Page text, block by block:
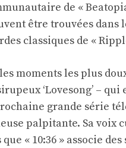
de «
être trouvées
classiques de «
moments les plus
‘Lovesong’ –
grande série
palpitante. Sa voix
« 10:36 » associe